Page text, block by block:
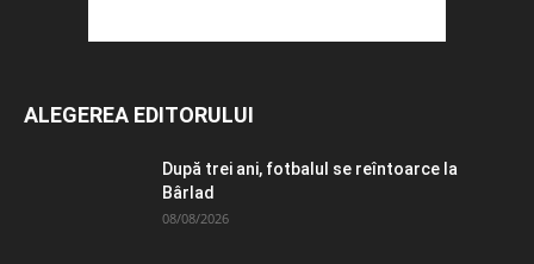
ALEGEREA EDITORULUI
După trei ani, fotbalul se reîntoarce la
Bârlad
08/08/2026